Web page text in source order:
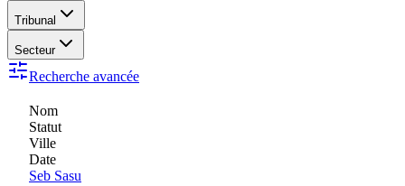
Tribunal
Secteur
Recherche avancée
Nom
Statut
Ville
Date
Seb Sasu